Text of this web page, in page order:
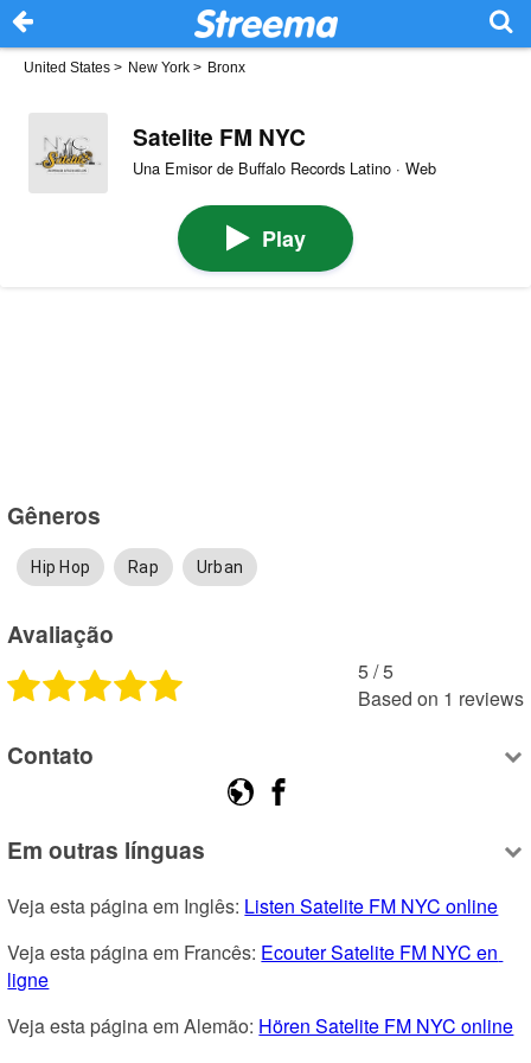
United States > New York > Bronx
Satelite FM NYC
Una Emisor de Buffalo Records Latino · Web
Play
Gêneros
Hip Hop Rap Urban
Avaliação
5 /5
Based on 1 reviews
Contato
Em outras línguas
Veja esta página em Inglês: Listen Satelite FM NYC online
Veja esta página em Francês: Ecouter Satelite FM NYC en
ligne
Veja esta página em Alemão: Hören Satelite FM NYC online